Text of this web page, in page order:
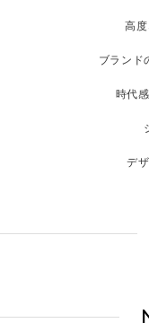
高度
ブランド
時代
デ